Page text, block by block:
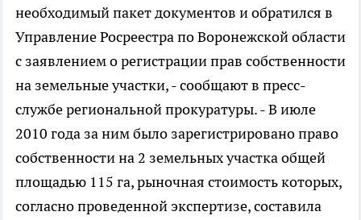
необходимый пакет документов и обратился в
Управление Росреестра по Воронежской области
с заявлением о регистрации прав собственности
на земельные участки, - сообщают в пресс-
службе региональной прокуратуры. - В июле
2010 года за ним было зарегистрировано право
собственности на 2 земельных участка общей
площадью 115 га, рыночная стоимость которых,
согласно проведенной экспертизе, составила